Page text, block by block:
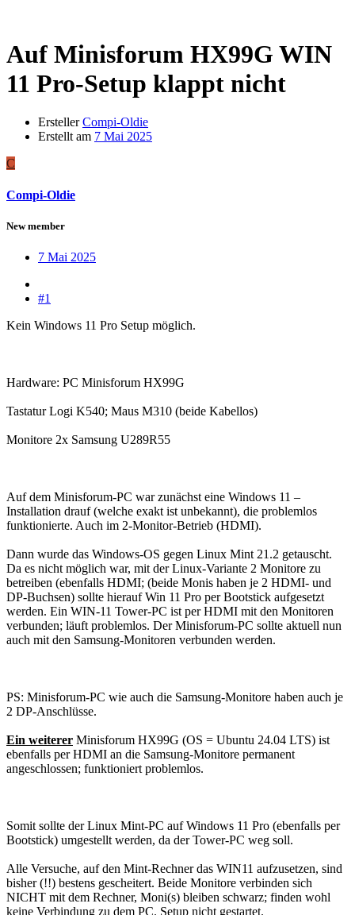
Auf Minisforum HX99G WIN
11 Pro-Setup klappt nicht
Ersteller Compi-Oldie
Erstellt am 7 Mai 2025
C
Compi-Oldie
New member
7 Mai 2025
#1
Kein Windows 11 Pro Setup möglich.
Hardware: PC Minisforum HX99G
Tastatur Logi K540; Maus M310 (beide Kabellos)
Monitore 2x Samsung U289R55
Auf dem Minisforum-PC war zunächst eine Windows 11 –
Installation drauf (welche exakt ist unbekannt), die problemlos
funktionierte. Auch im 2-Monitor-Betrieb (HDMI).
Dann wurde das Windows-OS gegen Linux Mint 21.2 getauscht.
Da es nicht möglich war, mit der Linux-Variante 2 Monitore zu
betreiben (ebenfalls HDMI; (beide Monis haben je 2 HDMI- und
DP-Buchsen) sollte hierauf Win 11 Pro per Bootstick aufgesetzt
werden. Ein WIN-11 Tower-PC ist per HDMI mit den Monitoren
verbunden; läuft problemlos. Der Minisforum-PC sollte aktuell nun
auch mit den Samsung-Monitoren verbunden werden.
PS: Minisforum-PC wie auch die Samsung-Monitore haben auch je
2 DP-Anschlüsse.
Ein weiterer Minisforum HX99G (OS = Ubuntu 24.04 LTS) ist
ebenfalls per HDMI an die Samsung-Monitore permanent
angeschlossen; funktioniert problemlos.
Somit sollte der Linux Mint-PC auf Windows 11 Pro (ebenfalls per
Bootstick) umgestellt werden, da der Tower-PC weg soll.
Alle Versuche, auf den Mint-Rechner das WIN11 aufzusetzen, sind
bisher (!!) bestens gescheitert. Beide Monitore verbinden sich
NICHT mit dem Rechner, Moni(s) bleiben schwarz; finden wohl
keine Verbindung zu dem PC. Setup nicht gestartet.